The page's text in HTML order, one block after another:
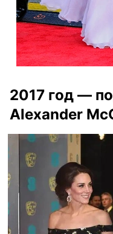
2017 год —
Alexander